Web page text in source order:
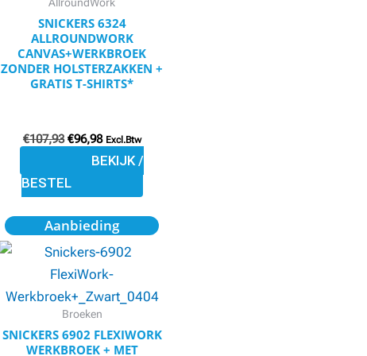
SNICKERS 6324
ALLROUNDWORK
CANVAS+WERKBROEK
ZONDER HOLSTERZAKKEN +
GRATIS T-SHIRTS*
€107,93 €96,98 Excl.Btw
BEKIJK /
BESTEL
kan
gekozen
worden
op
productpagina
Aanbieding
Broeken
SNICKERS 6902 FLEXIWORK
WERKBROEK + MET
Oorspronkelijke
prijs
was:
€164,95.
Huidige
prijs
is:
€148,46.
Dit
product
heeft
meerdere
variaties.
Deze